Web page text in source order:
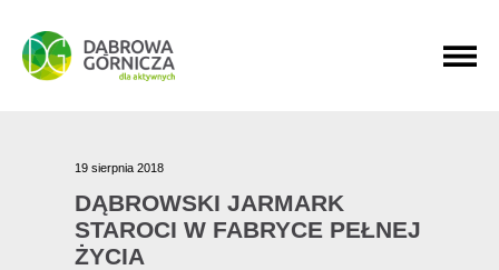
PRZEJDŹ DO MENU GŁÓWNEGO
PRZEJDŹ DO WYSZUKIWARKI
PRZEJDŹ DO TREŚCI
19 sierpnia 2018
DĄBROWSKI JARMARK
STAROCI W FABRYCE PEŁNEJ
ŻYCIA